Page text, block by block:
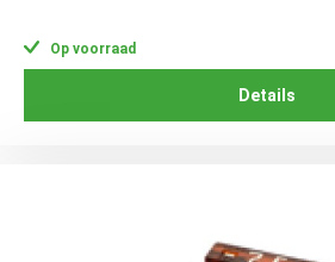
Op voorraad
Details